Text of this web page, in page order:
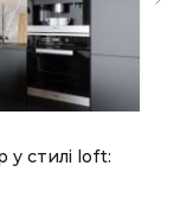
стилі loft: